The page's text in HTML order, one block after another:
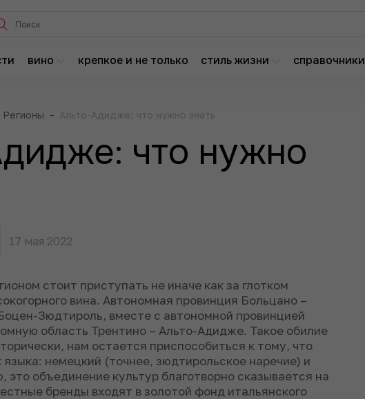
вино крепкое и не только стиль жизни справочники
Регионы – Альто-Адидже: что нужно знать
что нужно
17 мая 2022
стоит приступать не иначе как за глотком
вина. Автономная провинция Больцано –
Зюдтироль, вместе с автономной провинцией
область Трентино – Альто-Адидже. Такое обилие
нам остается приспособиться к тому, что
немецкий (точнее, зюдтирольское наречие) и
это объединение культур благотворно сказывается на
бренды входят в золотой фонд итальянского